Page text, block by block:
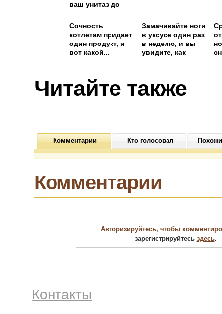
вaш унитaз дo
Сочность
котлетам придает
один продукт, и
вот какой...
Замачивайте ноги
в уксусе один раз
в неделю, и вы
увидите, как
Читайте также
Комментарии Кто голосовал
Комментарии
Авторизируйтесь, чтобы
зарегистрируйтесь здесь.
Контакты